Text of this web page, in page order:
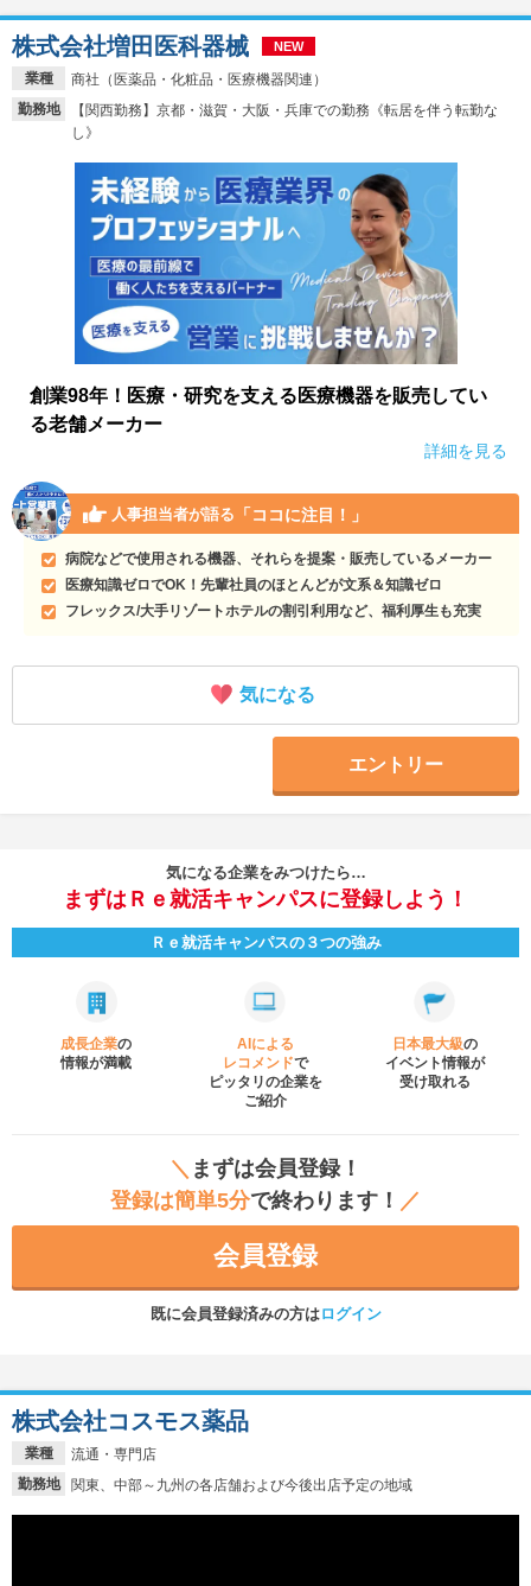
業種
商社（医薬品・化粧品・医療機器関連）
勤務地
【関西勤務】京都・滋賀・大阪・兵庫での勤務《転居を伴う転勤な
し》
株式会社増田医科器械 NEW
創業98年！医療・研究を支える医療機器を販売してい
る老舗メーカー
詳細を見る
人事担当者が語る 「ココに注目！」
病院などで使用される機器、それらを提案・販売しているメーカー
医療知識ゼロでOK！先輩社員のほとんどが文系＆知識ゼロ
フレックス/大手リゾートホテルの割引利用など、福利厚生も充実
気になる
エントリー
気になる企業をみつけたら…
まずはＲｅ就活キャンパスに登録しよう！
Ｒｅ就活キャンパスの３つの強み
成長企業の
情報が満載
AIによる
レコメンドで
ピッタリの企業を
ご紹介
日本最大級の
イベント情報が
受け取れる
＼ まずは会員登録！
登録は簡単5分で終わります！ ／
会員登録
既に会員登録済みの方はログイン
業種
流通・専門店
勤務地
関東、中部～九州の各店舗および今後出店予定の地域
株式会社コスモス薬品